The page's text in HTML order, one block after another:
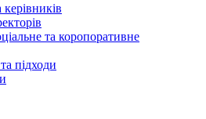
та коропоративне
підходи